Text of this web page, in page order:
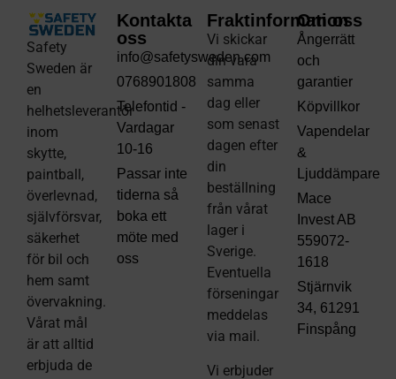
Safety
Sweden är
en
helhetsleverantör
inom
skytte,
paintball,
överlevnad,
självförsvar,
säkerhet
för bil och
hem samt
övervakning.
Vårat mål
är att alltid
erbjuda de
Kontakta
oss
info@safetysweden.com
0768901808
Telefontid -
Vardagar
10-16
Passar inte
tiderna så
boka ett
möte med
oss
Fraktinformation
Vi skickar
din vara
samma
dag eller
som senast
dagen efter
din
beställning
från vårat
lager i
Sverige.
Eventuella
förseningar
meddelas
via mail .
Vi erbjuder
Om oss
Ångerrätt
och
garantier
Köpvillkor
Vapendelar
&
Ljuddämpare
Mace
Invest AB
559072-
1618
Stjärnvik
34, 61291
Finspång